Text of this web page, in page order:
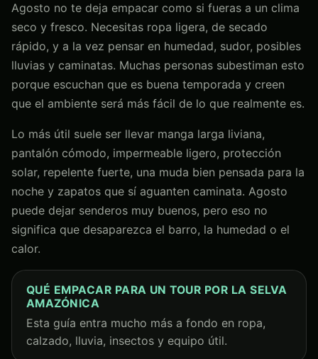
Agosto no te deja empacar como si fueras a un clima
seco y fresco. Necesitas ropa ligera, de secado
rápido, y a la vez pensar en humedad, sudor, posibles
lluvias y caminatas. Muchas personas subestiman esto
porque escuchan que es buena temporada y creen
que el ambiente será más fácil de lo que realmente es.
Lo más útil suele ser llevar manga larga liviana,
pantalón cómodo, impermeable ligero, protección
solar, repelente fuerte, una muda bien pensada para la
noche y zapatos que sí aguanten caminata. Agosto
puede dejar senderos muy buenos, pero eso no
significa que desaparezca el barro, la humedad o el
calor.
QUÉ EMPACAR PARA UN TOUR POR LA SELVA
AMAZÓNICA
Esta guía entra mucho más a fondo en ropa,
calzado, lluvia, insectos y equipo útil.